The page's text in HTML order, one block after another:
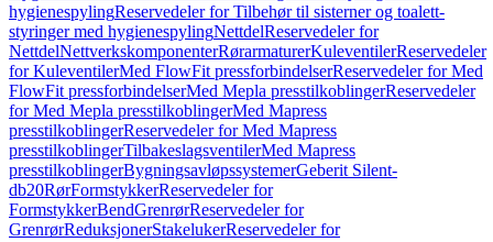
hygienespylingReservedeler for Tilbehør til sisterner og toalett-
styringer med hygienespylingNettdelReservedeler for
NettdelNettverkskomponenterRørarmaturerKuleventilerReservedeler
for KuleventilerMed FlowFit pressforbindelserReservedeler for Med
FlowFit pressforbindelserMed Mepla presstilkoblingerReservedeler
for Med Mepla presstilkoblingerMed Mapress
presstilkoblingerReservedeler for Med Mapress
presstilkoblingerTilbakeslagsventilerMed Mapress
presstilkoblingerBygningsavløpssystemerGeberit Silent-
db20RørFormstykkerReservedeler for
FormstykkerBendGrenrørReservedeler for
GrenrørReduksjonerStakelukerReservedeler for